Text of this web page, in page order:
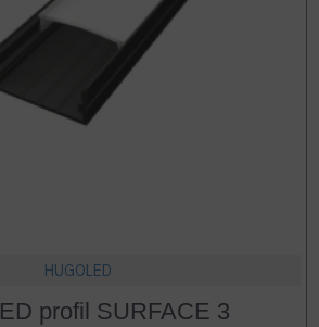
HUGOLED
profil SURFACE 3